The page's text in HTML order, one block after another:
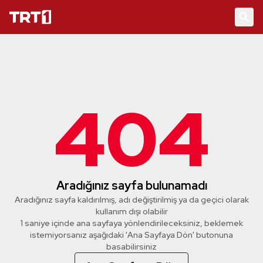
404
Aradığınız sayfa bulunamadı
Aradığınız sayfa kaldırılmış, adı değiştirilmiş ya da geçici olarak
kullanım dışı olabilir
1 saniye içinde ana sayfaya yönlendirileceksiniz, beklemek
istemiyorsanız aşağıdaki 'Ana Sayfaya Dön' butonuna
basabilirsiniz